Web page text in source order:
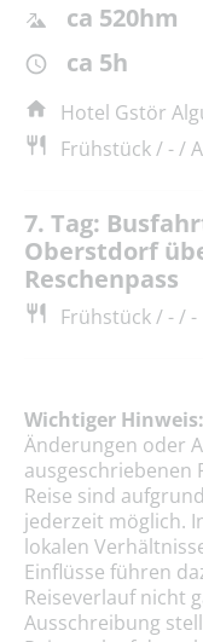
ca 520hm
ca 5h
Hotel Gstör
Frühstück / - /
7. Tag:
Oberstdorf
Reschenpass
Frühstück / - / -
Wichtiger Hinweis:
Änderungen oder
ausgeschriebenen
Reise sind
jederzeit möglich.
lokalen
Einflüsse führen
Reiseverlauf nicht
Ausschreibung